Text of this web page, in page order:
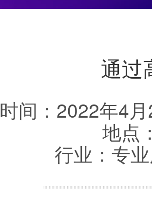
通过
时间：2022年4
地点
行业：专